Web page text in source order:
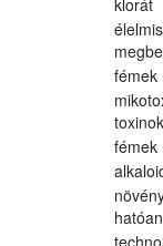
klorát
fémek
toxinok
fémek